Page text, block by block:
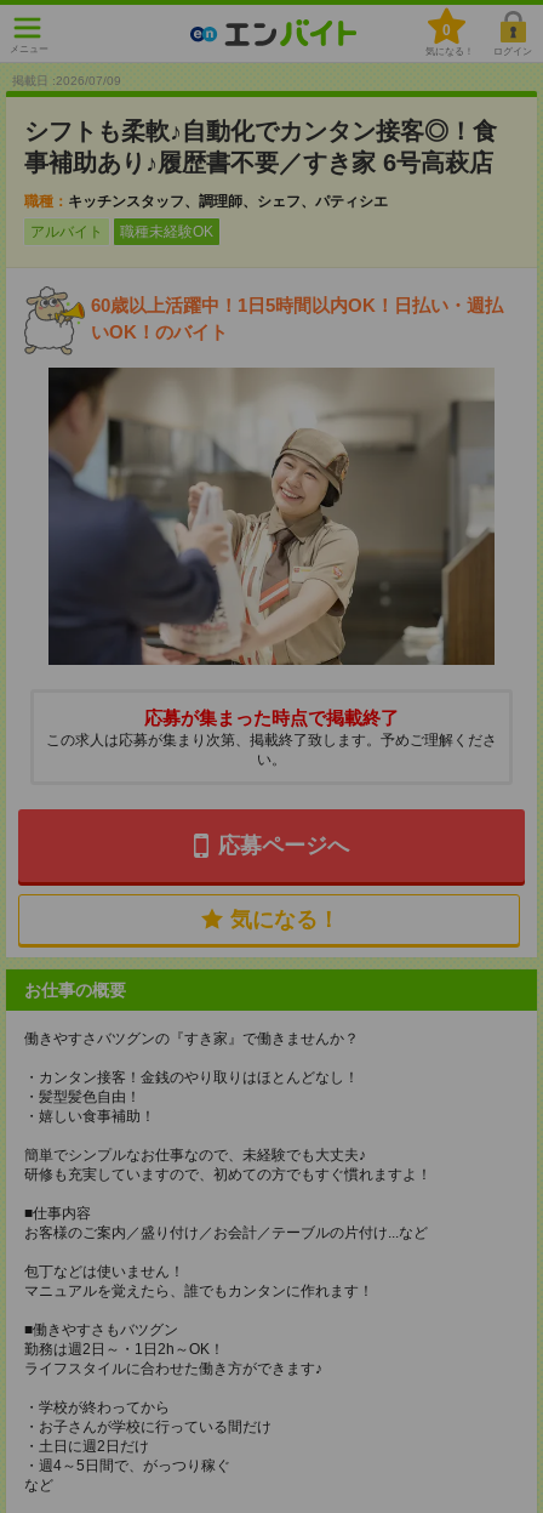
メニュー
0
気になる！ ログイン
掲載日 :2026/07/09
シフトも柔軟♪自動化でカンタン接客◎！食
事補助あり♪履歴書不要／すき家 6号高萩店
職種： キッチンスタッフ、調理師、シェフ、パティシエ
アルバイト
職種未経験OK
60歳以上活躍中！1日5時間以内OK！日払い・週払
いOK！のバイト
応募が集まった時点で掲載終了
この求人は応募が集まり次第、掲載終了致します。予めご理解くださ
い。
応募ページへ
気になる！
お仕事の概要
働きやすさバツグンの『すき家』で働きませんか？
・カンタン接客！金銭のやり取りはほとんどなし！
・髪型髪色自由！
・嬉しい食事補助！
簡単でシンプルなお仕事なので、未経験でも大丈夫♪
研修も充実していますので、初めての方でもすぐ慣れますよ！
■仕事内容
お客様のご案内／盛り付け／お会計／テーブルの片付け...など
包丁などは使いません！
マニュアルを覚えたら、誰でもカンタンに作れます！
■働きやすさもバツグン
勤務は週2日～・1日2h～OK！
ライフスタイルに合わせた働き方ができます♪
・学校が終わってから
・お子さんが学校に行っている間だけ
・土日に週2日だけ
・週4～5日間で、がっつり稼ぐ
など